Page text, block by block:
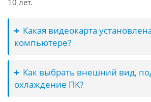
10 лет.
Какая видеокарта
компьютере?
Как выбрать внешний вид,
охлаждение ПК?